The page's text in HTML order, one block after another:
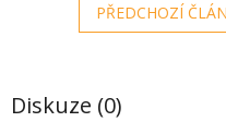
PŘEDCHOZÍ
Diskuze (0)